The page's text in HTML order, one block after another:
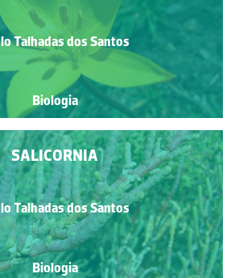
Talhadas dos Santos
Biologia
SALICORNIA
Talhadas dos Santos
Biologia